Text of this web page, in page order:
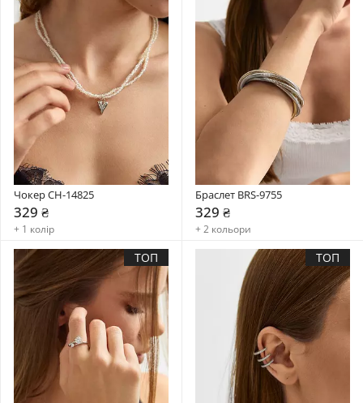
Чокер CH-14825
329 ₴
+ 1 колір
Браслет BRS-9755
329 ₴
+ 2 кольори
ТОП ТОП